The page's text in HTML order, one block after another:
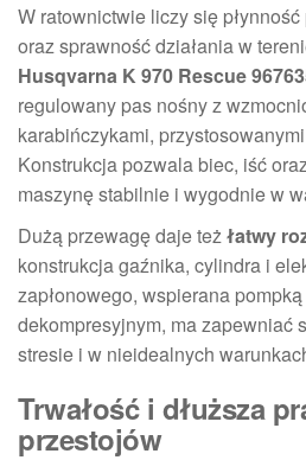
W ratownictwie liczy się
oraz sprawność działania w
Husqvarna K 970 Rescue
regulowany pas nośny z
karabińczykami,
Konstrukcja pozwala biec, iść
maszynę stabilnie i wygodnie w
Dużą przewagę daje teżłatwy
konstrukcja gaźnika, cylindra i
zapłonowego, wspierana
dekompresyjnym, ma zapewniać
stresie i w nieidealnych
Trwałość i dłuższa
przestojów